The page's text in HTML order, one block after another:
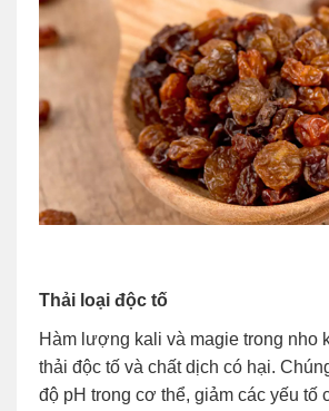
Thải loại độc tố
Hàm lượng kali và magie trong nho
thải độc tố và chất dịch có hại.
độ pH trong cơ thể, giảm các yếu tố